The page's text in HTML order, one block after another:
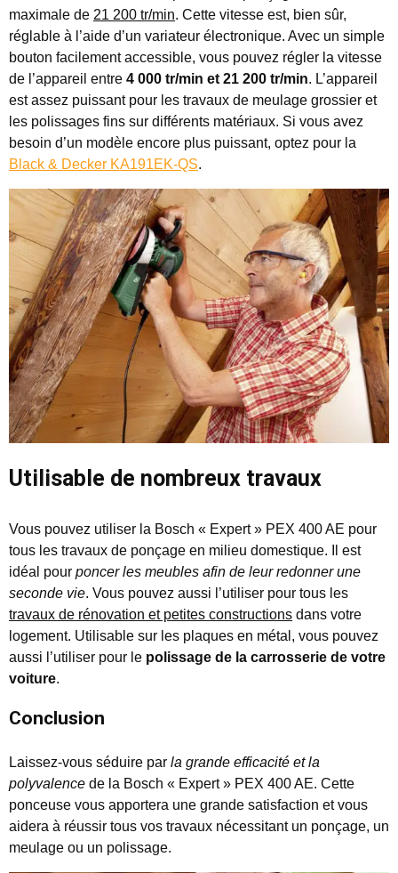
maximale de 21 200 tr/min. Cette vitesse est, bien sûr,
réglable à l’aide d’un variateur électronique. Avec un simple
bouton facilement accessible, vous pouvez régler la vitesse
de l’appareil entre 4 000 tr/min et 21 200 tr/min. L’appareil
est assez puissant pour les travaux de meulage grossier et
les polissages fins sur différents matériaux. Si vous avez
besoin d’un modèle encore plus puissant, optez pour la
Black & Decker KA191EK-QS.
Utilisable de nombreux travaux
Vous pouvez utiliser la Bosch « Expert » PEX 400 AE pour
tous les travaux de ponçage en milieu domestique. Il est
idéal pour poncer les meubles afin de leur redonner une
seconde vie. Vous pouvez aussi l’utiliser pour tous les
travaux de rénovation et petites constructions dans votre
logement. Utilisable sur les plaques en métal, vous pouvez
aussi l’utiliser pour le polissage de la carrosserie de votre
voiture.
Conclusion
Laissez-vous séduire par la grande efficacité et la
polyvalence de la Bosch « Expert » PEX 400 AE. Cette
ponceuse vous apportera une grande satisfaction et vous
aidera à réussir tous vos travaux nécessitant un ponçage, un
meulage ou un polissage.